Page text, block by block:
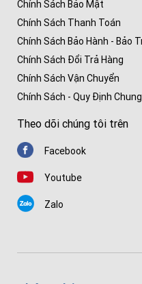
Chính Sách Bảo Mật
Chính Sách Thanh Toán
Chính Sách Bảo Hành - Bảo
Chính Sách Đổi Trả Hàng
Chính Sách Vận Chuyển
Chính Sách - Quy Định Chung
Theo dõi chúng tôi trên
Facebook
Youtube
Zalo